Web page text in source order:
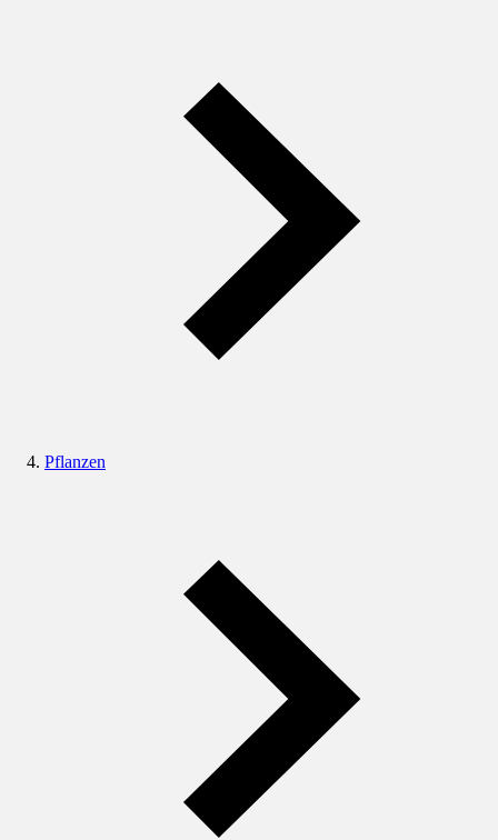
Pflanzen